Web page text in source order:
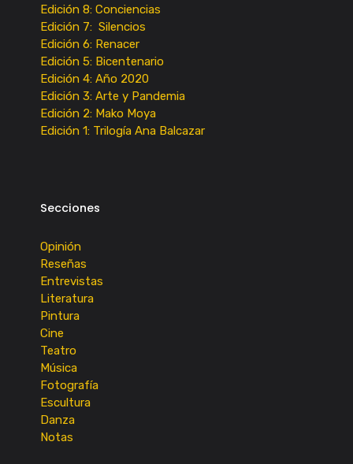
Edición 8: Conciencias
Edición 7: Silencios
Edición 6: Renacer
Edición 5: Bicentenario
Edición 4: Año 2020
Edición 3: Arte y Pandemia
Edición 2: Mako Moya
Edición 1: Trilogía Ana Balcazar
Secciones
Opinión
Reseñas
Entrevistas
Literatura
Pintura
Cine
Teatro
Música
Fotografía
Escultura
Danza
Notas